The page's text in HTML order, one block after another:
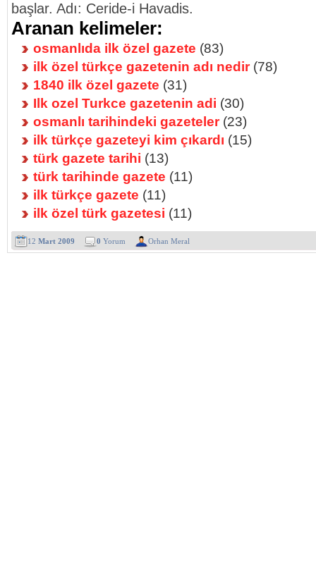
başlar. Adı: Ceride-i Havadis.
Aranan kelimeler:
osmanlıda ilk özel gazete (83)
ilk özel türkçe gazetenin adı nedir(78)
1840 ilk özel gazete (31)
Ilk ozel Turkce gazetenin adi (30)
osmanlı tarihindeki gazeteler(23)
ilk türkçe gazeteyi kim çıkardı (15)
türk gazete tarihi (13)
türk tarihinde gazete (11)
ilk türkçe gazete (11)
ilk özel türk gazetesi (11)
12 Mart 2009 0 Yorum Orhan Meral